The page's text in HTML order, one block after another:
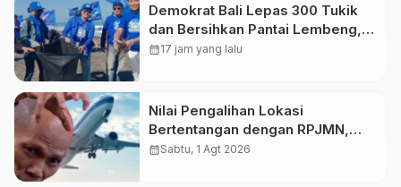
Demokrat Bali Lepas 300 Tukik
dan Bersihkan Pantai Lembeng,
Perkuat Gerakan Langit Biru
calendar_month17 jam yang lalu
Nilai Pengalihan Lokasi
Bertentangan dengan RPJMN,
Ichsanuddin Soroti Komitmen
calendar_monthSabtu, 1 Agt 2026